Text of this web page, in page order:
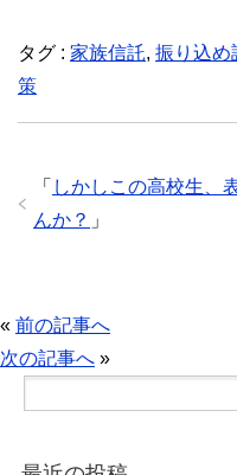
タグ : 家族信託, 振り込め
策
「 しかしこの高校生、
んか？ 」
« 前の記事へ
次の記事へ »